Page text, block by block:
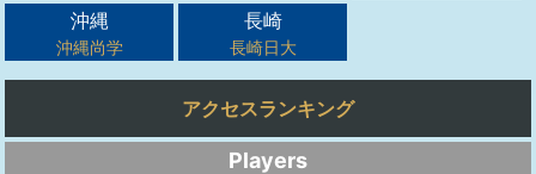
沖縄
沖縄尚学
長崎
長崎日大
アクセスランキング
Players